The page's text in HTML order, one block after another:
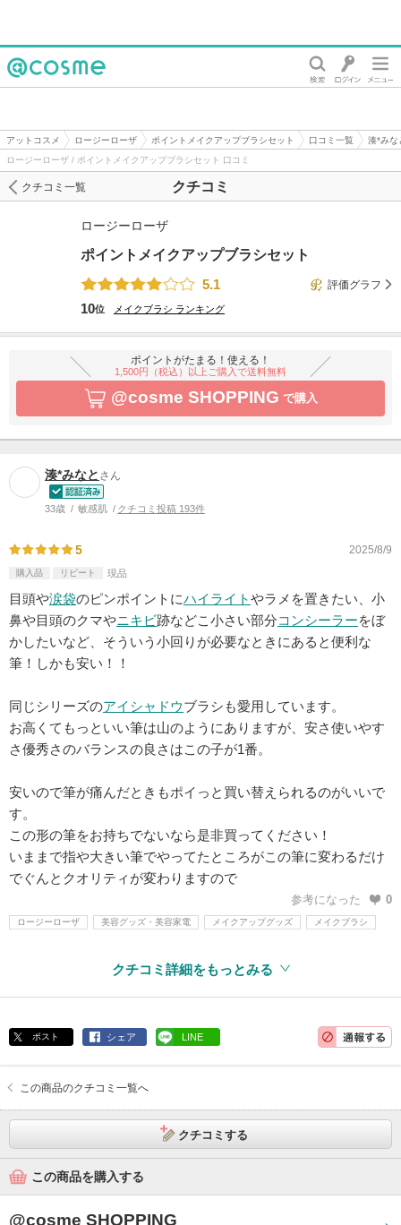
アットコスメ ロージーローザ ポイントメイクアップブラシセット 口コミ一覧
湊*みな
ロージーローザ / ポイントメイクアップブラシセット 口コミ
クチコミ
クチコミ一覧
ロージーローザ
ポイントメイクアップブラシセット
5.1
評価グラフ
10位 メイクブラシ ランキング
ポイントがたまる！使える！
1,500円（税込）以上ご購入で送料無料
@cosme SHOPPING で購入
湊*みなと さん
33歳 敏感肌 クチコミ投稿 193件
5 2025/8/9
購入品 リピート 現品
目頭や涙袋のピンポイントにハイライトやラメを置きたい、小
鼻や目頭のクマやニキビ跡などこ小さい部分コンシーラーをぼ
かしたいなど、そういう小回りが必要なときにあると便利な
筆！しかも安い！！
同じシリーズのアイシャドウブラシも愛用しています。
お高くてもっといい筆は山のようにありますが、安さ使いやす
さ優秀さのバランスの良さはこの子が1番。
安いので筆が痛んだときもポイっと買い替えられるのがいいで
す。
この形の筆をお持ちでないなら是非買ってください！
いままで指や大きい筆でやってたところがこの筆に変わるだけ
でぐんとクオリティが変わりますので
参考になった 0
ロージーローザ 美容グッズ・美容家電 メイクアップグッズ メイクブラシ
クチコミ詳細をもっとみる
ポスト シェア LINE
この商品のクチコミ一覧へ
クチコミする
この商品を購入する
@cosme SHOPPING